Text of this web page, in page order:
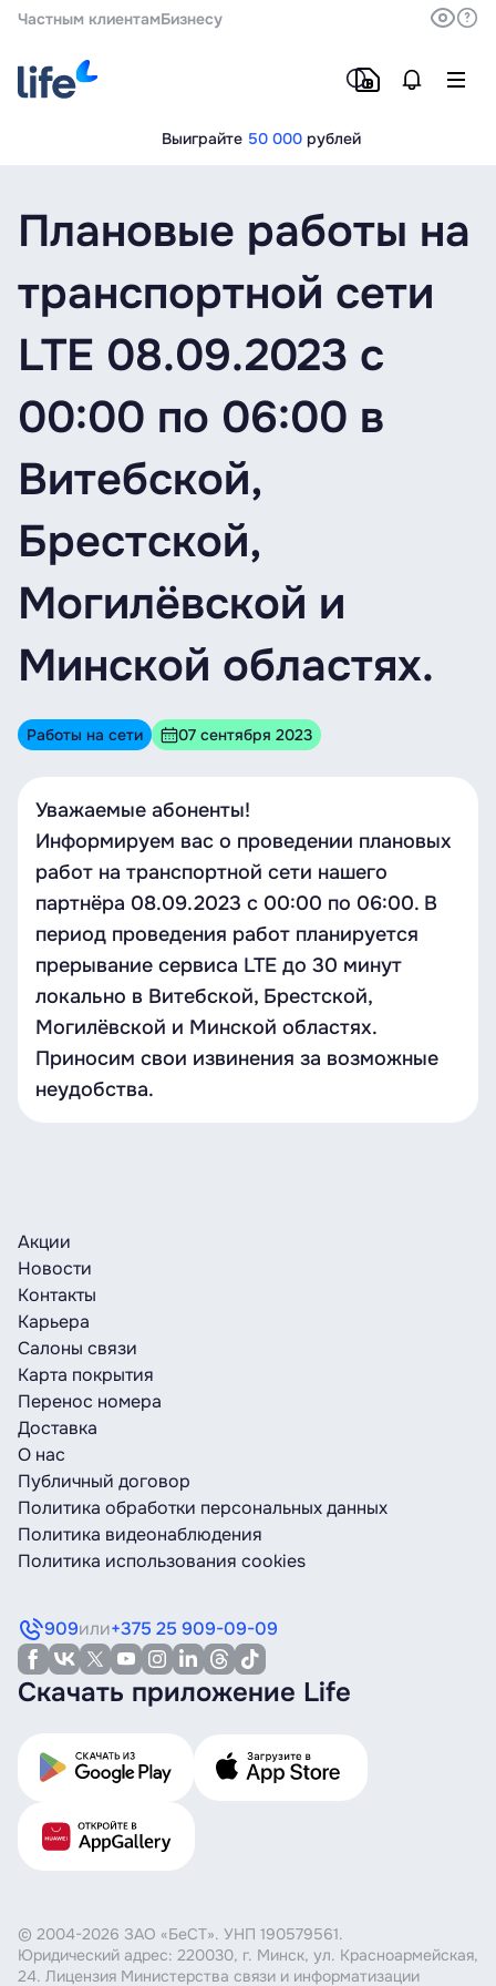
Частным клиентамБизнесу
Выиграйте 50 000 рублей
Плановые работы на
транспортной сети
LTE 08.09.2023 с
00:00 по 06:00 в
Витебской,
Брестской,
Могилёвской и
Минской областях.
Работы на сети 07 сентября 2023
Уважаемые абоненты!
Информируем вас о проведении плановых
работ на транспортной сети нашего
партнёра 08.09.2023 с 00:00 по 06:00. В
период проведения работ планируется
прерывание сервиса LTE до 30 минут
локально в Витебской, Брестской,
Могилёвской и Минской областях.
Приносим свои извинения за возможные
неудобства.
Акции
Новости
Контакты
Карьера
Салоны связи
Карта покрытия
Перенос номера
Доставка
О нас
Публичный договор
Политика обработки персональных данных
Политика видеонаблюдения
Политика использования cookies
909или+375 25 909-09-09
Скачать приложение Life
© 2004-2026 ЗАО «БеСТ». УНП 190579561.
Юридический адрес: 220030, г. Минск, ул. Красноармейская,
24. Лицензия Министерства связи и информатизации